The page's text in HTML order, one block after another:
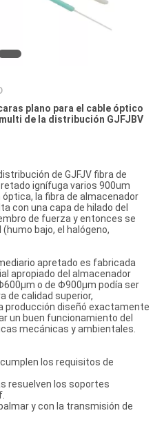
plano para el cable óptico
de la distribución GJFJBV
de GJFJV fibra de
ignífuga varios 900um
la fibra de almacenador
con una capa de hilado del
de fuerza y entonces se
(humo bajo, el halógeno,
apretado es fabricada
apropiado del almacenador
o de Φ900μm podía ser
de calidad superior,
producción diseñó exactamente
un buen funcionamiento del
mecánicas y ambientales.
los requisitos de
resuelven los soportes
y con la transmisión de